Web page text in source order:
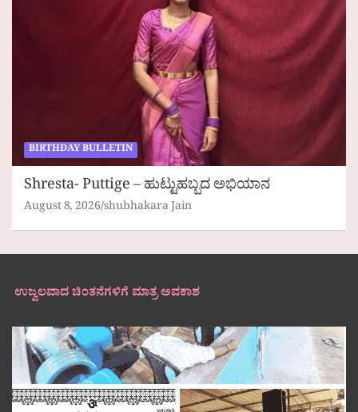
BIRTHDAY BULLETIN
Shresta- Puttige – ಹುಟ್ಟುಹಬ್ಬದ ಅಭಿಯಾನ
August 8, 2026 shubhakara Jain
ಉಜ್ವಲವಾದ ಚಿಂತನೆಗಳಿಗೆ ಮಾತ್ರ ಅವಕಾಶ